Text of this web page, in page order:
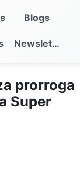
Blogs
Newsletter
prorroga
Super